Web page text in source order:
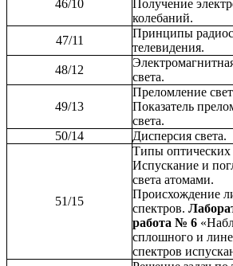
46/10
Получение
колебаний.
47/11
Принципы
телевидения.
48/12
света.
49/13
Преломление
Показатель
света.
50/14 Дисперсия света.
51/15
Типы оптических
Испускание и
света атомами.
Происхождение
спектров.
работа № 6
сплошного и
спектров